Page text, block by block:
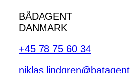
BÅDAGENT
DANMARK
+45 78 75 60 34